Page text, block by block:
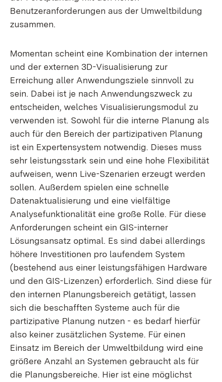
Benutzeranforderungen aus der Umweltbildung
zusammen.
Momentan scheint eine Kombination der internen
und der externen 3D-Visualisierung zur
Erreichung aller Anwendungsziele sinnvoll zu
sein. Dabei ist je nach Anwendungszweck zu
entscheiden, welches Visualisierungsmodul zu
verwenden ist. Sowohl für die interne Planung als
auch für den Bereich der partizipativen Planung
ist ein Expertensystem notwendig. Dieses muss
sehr leistungsstark sein und eine hohe Flexibilität
aufweisen, wenn Live-Szenarien erzeugt werden
sollen. Außerdem spielen eine schnelle
Datenaktualisierung und eine vielfältige
Analysefunktionalität eine große Rolle. Für diese
Anforderungen scheint ein GIS-interner
Lösungsansatz optimal. Es sind dabei allerdings
höhere Investitionen pro laufendem System
(bestehend aus einer leistungsfähigen Hardware
und den GIS-Lizenzen) erforderlich. Sind diese für
den internen Planungsbereich getätigt, lassen
sich die beschafften Systeme auch für die
partizipative Planung nutzen - es bedarf hierfür
also keiner zusätzlichen Systeme. Für einen
Einsatz im Bereich der Umweltbildung wird eine
größere Anzahl an Systemen gebraucht als für
die Planungsbereiche. Hier ist eine möglichst